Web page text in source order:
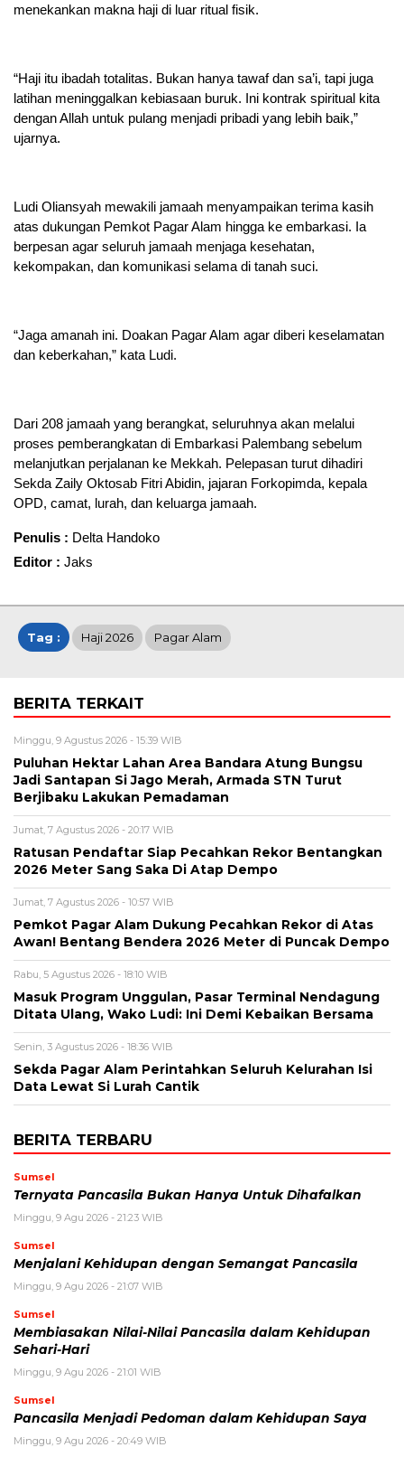
menekankan makna haji di luar ritual fisik.
“Haji itu ibadah totalitas. Bukan hanya tawaf dan sa’i, tapi juga
latihan meninggalkan kebiasaan buruk. Ini kontrak spiritual kita
dengan Allah untuk pulang menjadi pribadi yang lebih baik,”
ujarnya.
Ludi Oliansyah mewakili jamaah menyampaikan terima kasih
atas dukungan Pemkot Pagar Alam hingga ke embarkasi. Ia
berpesan agar seluruh jamaah menjaga kesehatan,
kekompakan, dan komunikasi selama di tanah suci.
“Jaga amanah ini. Doakan Pagar Alam agar diberi keselamatan
dan keberkahan,” kata Ludi.
Dari 208 jamaah yang berangkat, seluruhnya akan melalui
proses pemberangkatan di Embarkasi Palembang sebelum
melanjutkan perjalanan ke Mekkah. Pelepasan turut dihadiri
Sekda Zaily Oktosab Fitri Abidin, jajaran Forkopimda, kepala
OPD, camat, lurah, dan keluarga jamaah.
Penulis : Delta Handoko
Editor : Jaks
Tag : Haji 2026 Pagar Alam
BERITA TERKAIT
Minggu, 9 Agustus 2026 - 15:39 WIB
Puluhan Hektar Lahan Area Bandara Atung Bungsu
Jadi Santapan Si Jago Merah, Armada STN Turut
Berjibaku Lakukan Pemadaman
Jumat, 7 Agustus 2026 - 20:17 WIB
Ratusan Pendaftar Siap Pecahkan Rekor Bentangkan
2026 Meter Sang Saka Di Atap Dempo
Jumat, 7 Agustus 2026 - 10:57 WIB
Pemkot Pagar Alam Dukung Pecahkan Rekor di Atas
Awan! Bentang Bendera 2026 Meter di Puncak Dempo
Rabu, 5 Agustus 2026 - 18:10 WIB
Masuk Program Unggulan, Pasar Terminal Nendagung
Ditata Ulang, Wako Ludi: Ini Demi Kebaikan Bersama
Senin, 3 Agustus 2026 - 18:36 WIB
Sekda Pagar Alam Perintahkan Seluruh Kelurahan Isi
Data Lewat Si Lurah Cantik
BERITA TERBARU
Sumsel
Ternyata Pancasila Bukan Hanya Untuk Dihafalkan
Minggu, 9 Agu 2026 - 21:23 WIB
Sumsel
Menjalani Kehidupan dengan Semangat Pancasila
Minggu, 9 Agu 2026 - 21:07 WIB
Sumsel
Membiasakan Nilai-Nilai Pancasila dalam Kehidupan
Sehari-Hari
Minggu, 9 Agu 2026 - 21:01 WIB
Sumsel
Pancasila Menjadi Pedoman dalam Kehidupan Saya
Minggu, 9 Agu 2026 - 20:49 WIB